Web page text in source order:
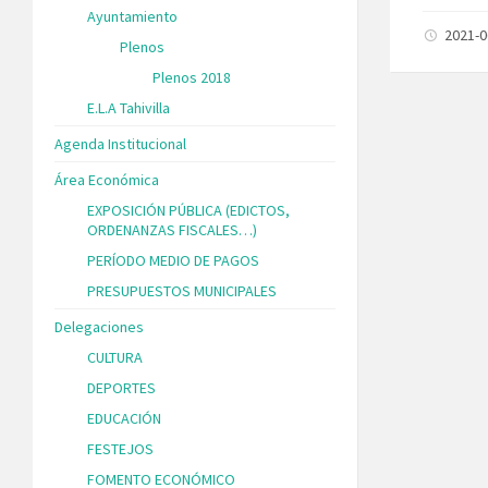
2021-
Ayuntamiento
Plenos
Plenos 2018
E.L.A Tahivilla
Agenda Institucional
Área Económica
EXPOSICIÓN PÚBLICA (EDICTOS,
ORDENANZAS FISCALES…)
PERÍODO MEDIO DE PAGOS
PRESUPUESTOS MUNICIPALES
Delegaciones
CULTURA
DEPORTES
EDUCACIÓN
FESTEJOS
FOMENTO ECONÓMICO